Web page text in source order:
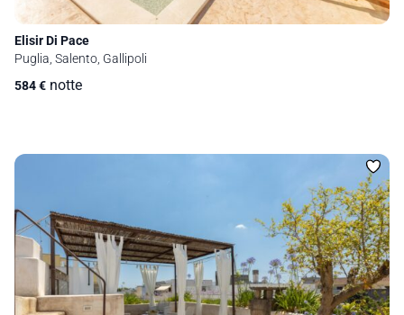
Elisir Di Pace
Puglia, Salento, Gallipoli
584€ notte